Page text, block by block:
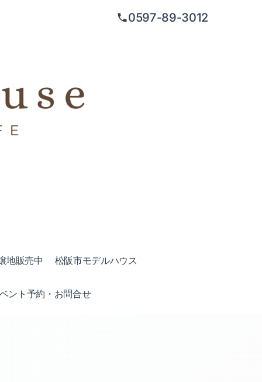
0597-89-3012
地販売中 松阪市モデルハウス
ント予約・お問合せ